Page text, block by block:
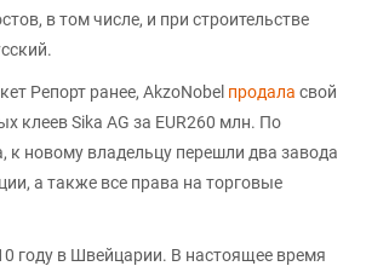
в том числе, и при строительстве
Репорт ранее, AkzoNobel продала свой
клеев Sika AG за EUR260 млн. По
к новому владельцу перешли два завода
а также все права на торговые
году в Швейцарии. В настоящее время